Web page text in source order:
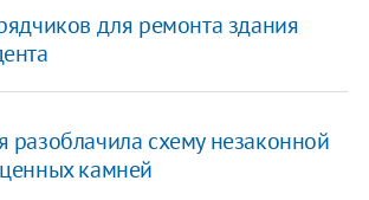
для ремонта здания
разоблачила схему незаконной
камней